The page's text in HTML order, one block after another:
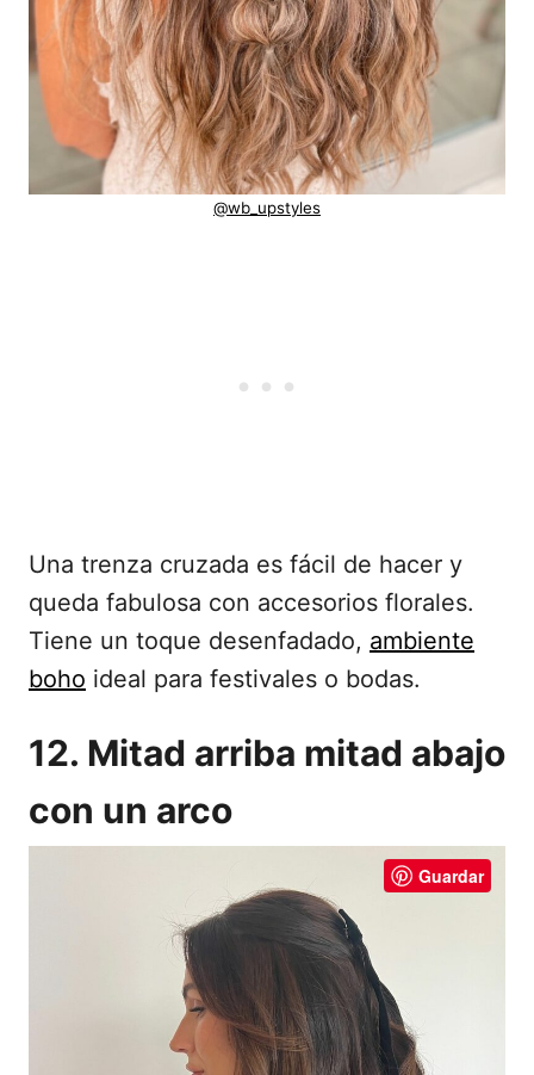
@wb_upstyles
Una trenza cruzada es fácil de hacer y
queda fabulosa con accesorios florales.
Tiene un toque desenfadado, ambiente
boho ideal para festivales o bodas.
12. Mitad arriba mitad abajo
con un arco
Guardar